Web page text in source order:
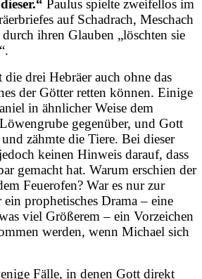
Paulus spielte zweifellos im
auf Schadrach, Meschach
ihren Glauben „löschten sie
drei Hebräer auch ohne das
der Götter retten können. Einige
in ähnlicher Weise dem
gegenüber, und Gott
zähmte die Tiere. Bei dieser
keinen Hinweis darauf, dass
gemacht hat. Warum erschien der
Feuerofen? War es nur zur
ein prophetisches Drama – eine
viel Größerem – ein Vorzeichen
werden, wenn Michael sich
Fälle, in denen Gott direkt